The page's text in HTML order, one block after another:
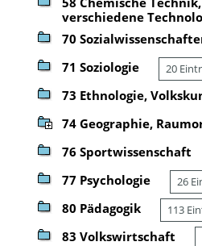
verschiedene
70
71 Soziologie 20
73 Ethnologie,
74 Geographie,
76 Sportwissenschaft
77 Psychologie 26
80 Pädagogik 113
83 Volkswirtschaft